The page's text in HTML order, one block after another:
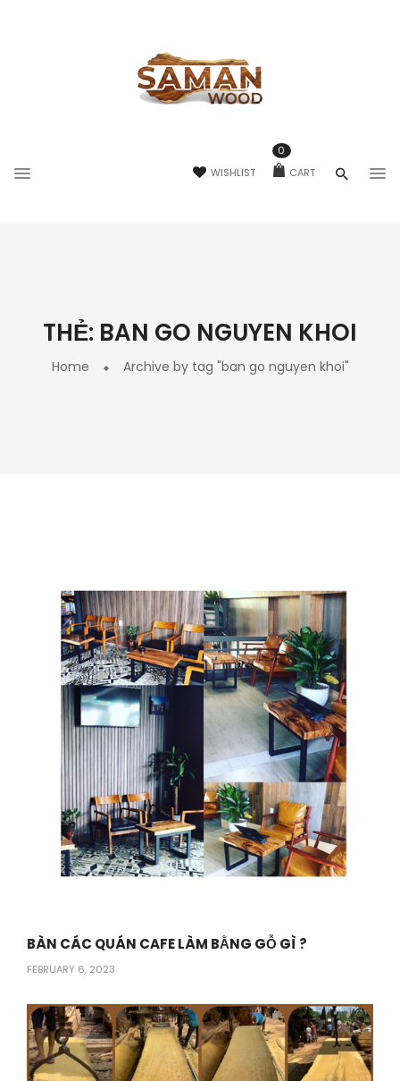
WISHLIST CART
0
THẺ: BAN GO NGUYEN KHOI
Home Archive by tag "ban go nguyen khoi"
BÀN CÁC QUÁN CAFE LÀM BẰNG GỖ GÌ ?
FEBRUARY 6, 2023